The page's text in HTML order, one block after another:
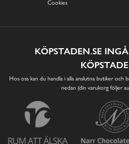
Cookies
KÖPSTADEN.SE
Hos oss kan du handla i alla anslutna butiker och
nedan (din varukorg följer